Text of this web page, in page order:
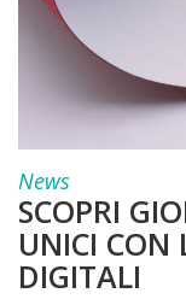
News
SCOPRI
UNICI CON
DIGITALI